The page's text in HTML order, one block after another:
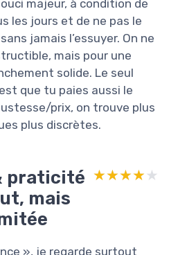
majeur, à condition de
les jours et de ne pas le
jamais l’essuyer. On ne
mais pour une
solide. Le seul
que tu paies aussi le
prix, on trouve plus
plus discrètes.
praticité
mais
★★★★★
★★★★★
», je regarde surtout